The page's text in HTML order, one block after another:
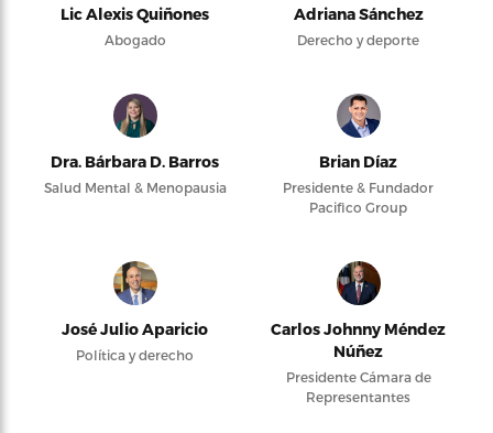
Lic Alexis Quiñones
Abogado
Adriana Sánchez
Derecho y deporte
Dra. Bárbara D. Barros
Salud Mental & Menopausia
Brian Díaz
Presidente & Fundador
Pacifico Group
José Julio Aparicio
Política y derecho
Carlos Johnny Méndez
Núñez
Presidente Cámara de
Representantes